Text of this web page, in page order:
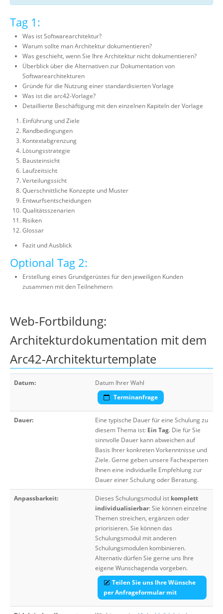
Tag 1:
Was ist Softwarearchitektur?
Warum sollte man Architektur dokumentieren?
Was geschieht, wenn Sie Ihre Architektur nicht dokumentieren?
Überblick über die Alternativen zur Dokumentation von
Softwarearchitekturen
Gründe für die Nutzung einer standardisierten Vorlage
Was ist die arc42-Vorlage?
Detaillierte Beschäftigung mit den einzelnen Kapiteln der Vorlage
Einführung und Ziele
Randbedingungen
Kontextabgrenzung
Lösungsstrategie
Bausteinsicht
Laufzeitsicht
Verteilungssicht
Querschnittliche Konzepte und Muster
Entwurfsentscheidungen
Qualitätsszenarien
Risiken
Glossar
Fazit und Ausblick
Optional Tag 2:
Erstellung eines Grundgerüstes für den jeweiligen Kunden
zusammen mit den Teilnehmern
Web-Fortbildung:
Architekturdokumentation mit dem
Arc42-Architekturtemplate
Datum:
Datum Ihrer Wahl
Terminanfrage
Dauer:
Eine typische Dauer für eine Schulung zu
diesem Thema ist: Ein Tag. Die für Sie
sinnvolle Dauer kann abweichen auf
Basis Ihrer konkreten Vorkenntnisse und
Ziele. Gerne geben unsere Fachexperten
Ihnen eine individuelle Empfehlung zur
Dauer einer Schulung oder Beratung.
Anpassbarkeit: Dieses Schulungsmodul ist komplett
individualisierbar: Sie können einzelne
Themen streichen, ergänzen oder
priorisieren. Sie können das
Schulungsmodul mit anderen
Schulungsmodulen kombinieren.
Alternativ dürfen Sie gerne uns Ihre
eigene Wunschagenda vorgeben.
Teilen Sie uns Ihre Wünsche
per Anfrageformular mit